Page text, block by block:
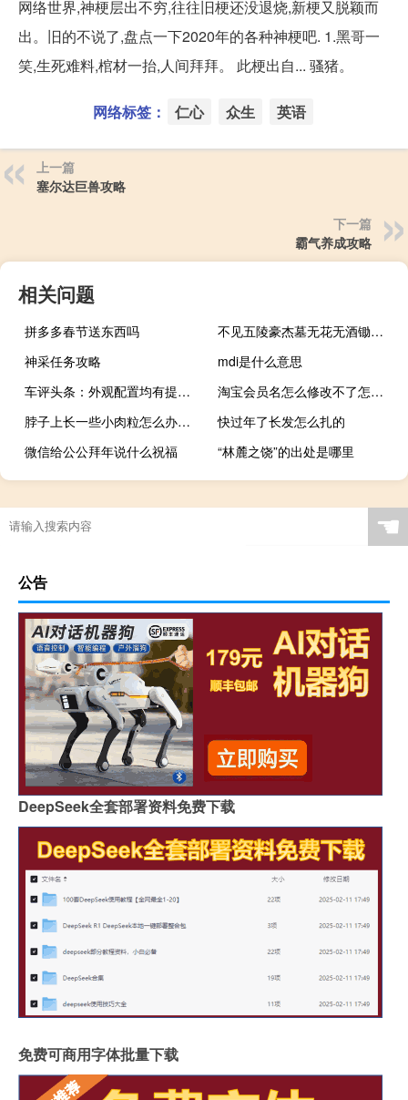
网络世界,神梗层出不穷,往往旧梗还没退烧,新梗又脱颖而
出。旧的不说了,盘点一下2020年的各种神梗吧. 1.黑哥一
笑,生死难料,棺材一抬,人间拜拜。 此梗出自... 骚猪。
网络标签： 仁心 众生 英语
上一篇
塞尔达巨兽攻略
下一篇
霸气养成攻略
相关问题
拼多多春节送东西吗
不见五陵豪杰墓无花无酒锄作田改（不见五陵豪杰墓无花无酒锄作田）
神采任务攻略
mdi是什么意思
车评头条：外观配置均有提升 试驾广汽本田新雅阁
淘宝会员名怎么修改不了怎么办（淘宝会员名怎么修改）
脖子上长一些小肉粒怎么办（脖子上长小肉粒应该怎么办）
快过年了长发怎么扎的
微信给公公拜年说什么祝福
“林麓之饶”的出处是哪里
☚
公告
DeepSeek全套部署资料免费下载
免费可商用字体批量下载